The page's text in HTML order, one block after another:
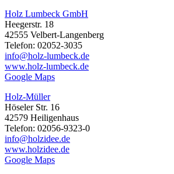
Holz Lumbeck GmbH
Heegerstr. 18
42555 Velbert-Langenberg
Telefon: 02052-3035
info@holz-lumbeck.de
www.holz-lumbeck.de
Google Maps
Holz-Müller
Höseler Str. 16
42579 Heiligenhaus
Telefon: 02056-9323-0
info@holzidee.de
www.holzidee.de
Google Maps